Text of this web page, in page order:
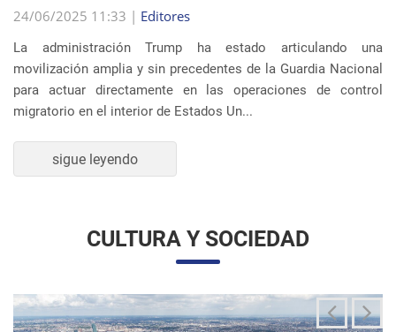
sigue leyendo
CULTURA Y SOCIEDAD